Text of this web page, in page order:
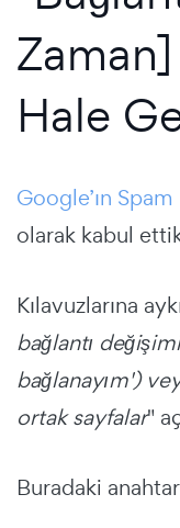
Hale
Google’ın
olarak kabul
Kılavuzlarına
bağlantı
bağlanayım')
ortak sayfalar"
Buradaki